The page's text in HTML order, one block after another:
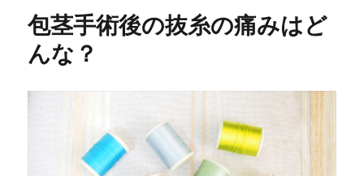
包茎手術後の抜糸の痛みはど
んな？